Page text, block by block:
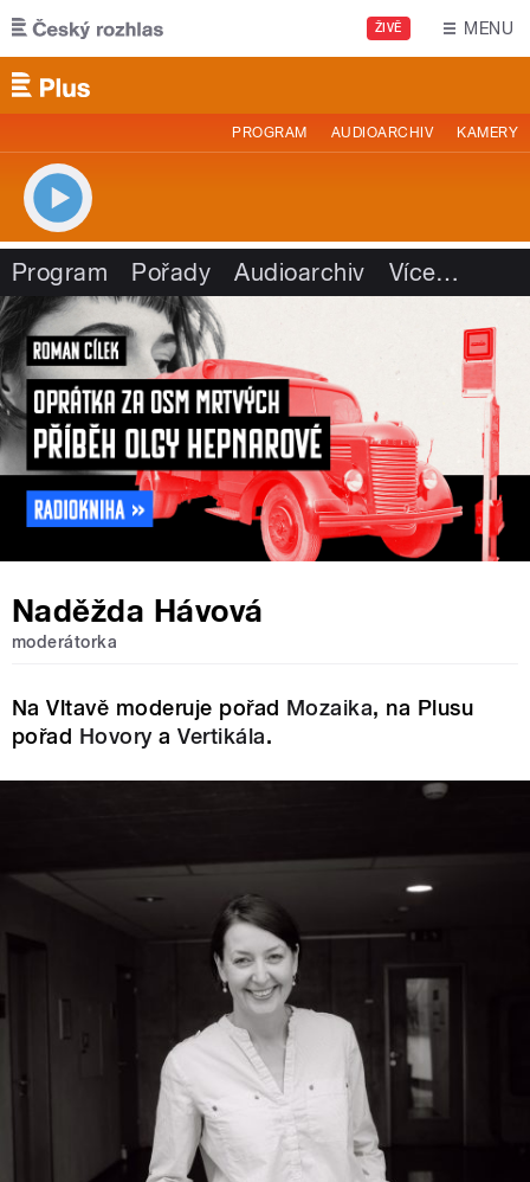
Přejít k hlavnímu obsahu
ŽIVĚ MENU
PROGRAM AUDIOARCHIV KAMERY
Program Pořady Audioarchiv Více…
Naděžda Hávová
moderátorka
Na Vltavě moderuje pořad Mozaika, na Plusu
pořad HovoryaVertikála.